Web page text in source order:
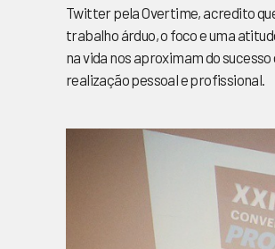
Twitter pela Overtime, acredito
trabalho árduo, o foco e uma
na vida nos aproximam do sucesso
realização pessoal e profissional.